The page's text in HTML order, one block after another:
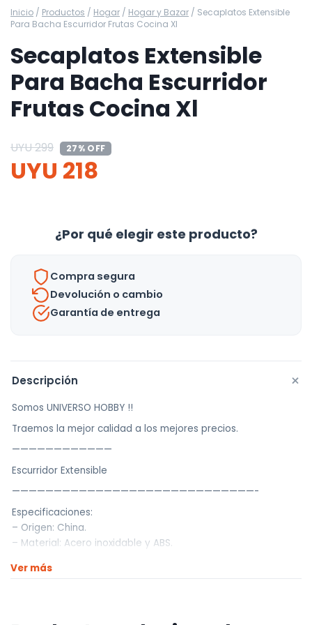
Inicio / Productos / Hogar / Hogar y Bazar / Secaplatos Extensible
Para Bacha Escurridor Frutas Cocina Xl
Secaplatos Extensible
Para Bacha Escurridor
Frutas Cocina Xl
UYU299 27% OFF
UYU 218
¿Por qué elegir este producto?
Compra segura
Devolución o cambio
Garantía de entrega
Descripción +
Somos UNIVERSO HOBBY !!
Traemos la mejor calidad a los mejores precios.
————————————
Escurridor Extensible
—————————————————————————————-
Especificaciones:
– Origen: China.
– Material: Acero inoxidable y ABS.
– Medidas: 29.5 x 22,5 x 9 cm.
Ver más